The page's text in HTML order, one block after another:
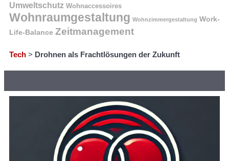
Umweltschutz Wohnaccessoires
Wohnraumgestaltung Wohnzimmergestaltung Work-
Life-Balance Zeitmanagement
Tech > Drohnen als Frachtlösungen der Zukunft